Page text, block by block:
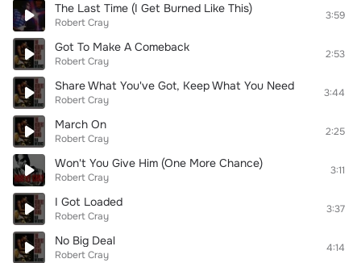
The Last Time (I Get Burned Like This)
Robert Cray
3:59
Got To Make A Comeback
Robert Cray
2:53
Share What You've Got, Keep What You Need
Robert Cray
3:44
March On
Robert Cray
2:25
Won't You Give Him (One More Chance)
Robert Cray
3:11
I Got Loaded
Robert Cray
3:37
No Big Deal
Robert Cray
4:14